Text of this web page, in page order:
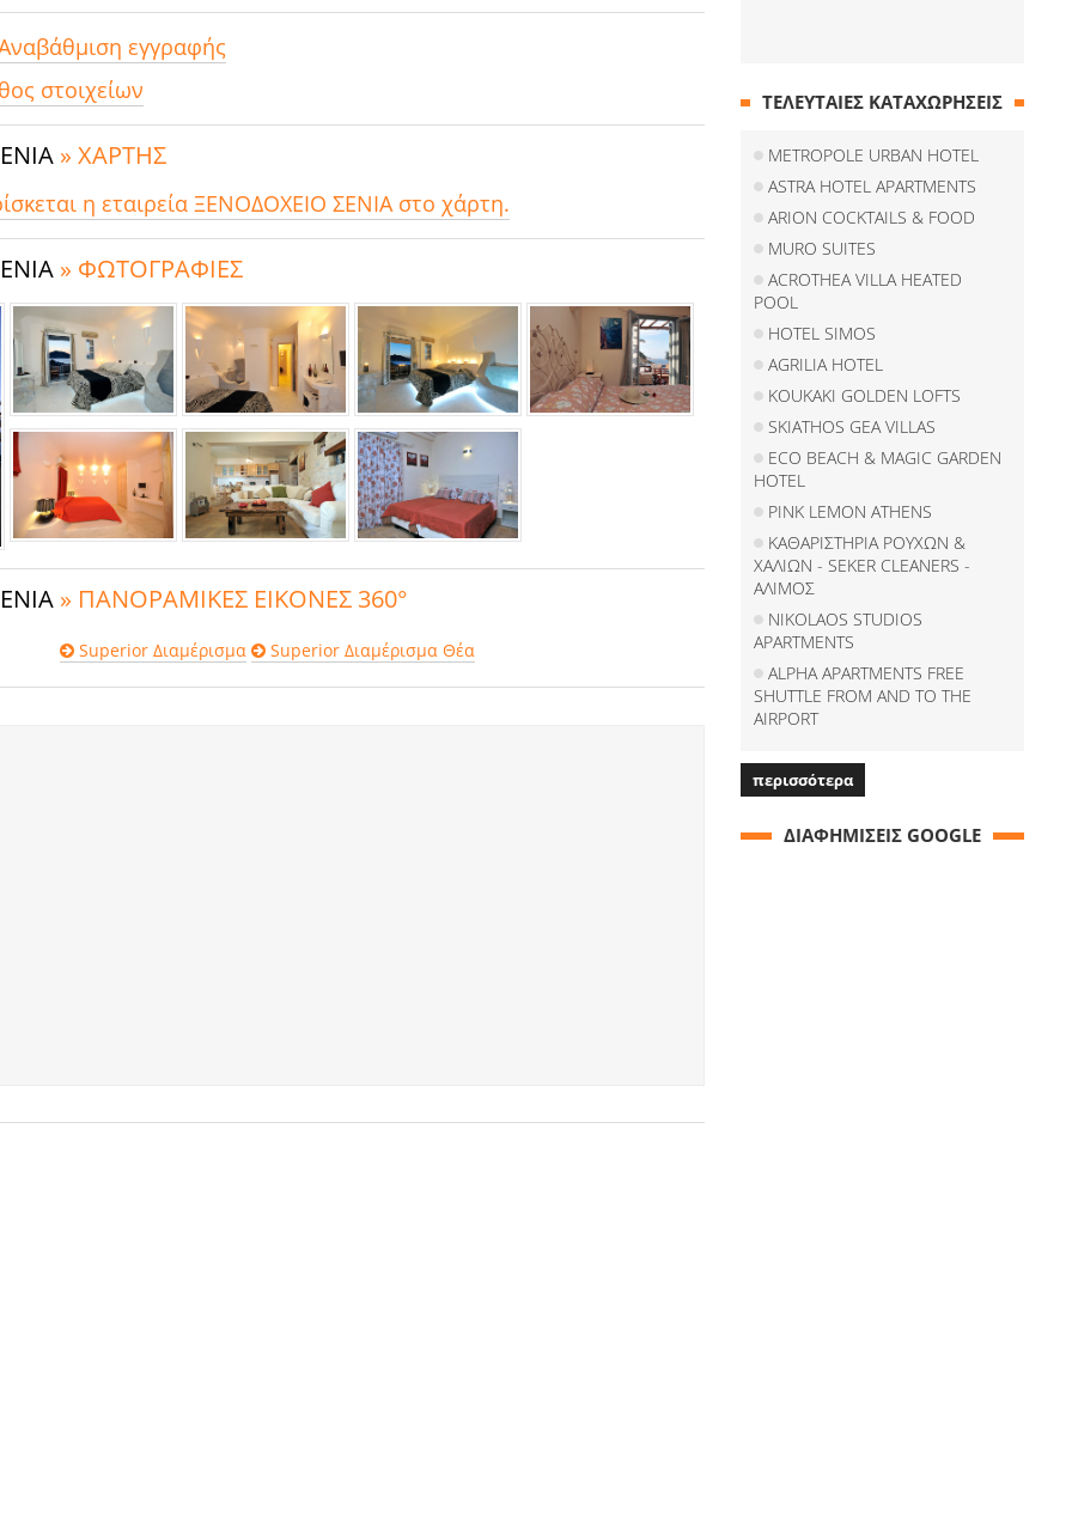
εγγραφής
στοιχείων
» ΧΑΡΤΗΣ
η εταιρεία ΞΕΝΟΔΟΧΕΙΟ ΣΕΝΙΑ στο χάρτη.
» ΦΩΤΟΓΡΑΦΙΕΣ
» ΠΑΝΟΡΑΜΙΚΕΣ ΕΙΚΟΝΕΣ 360°
Superior Διαμέρισμα Superior Διαμέρισμα Θέα
ΤΕΛΕΥΤΑΙΕΣ ΚΑΤΑΧΩΡΗΣΕΙΣ
METROPOLE URBAN HOTEL
ASTRA HOTEL APARTMENTS
ARION COCKTAILS & FOOD
MURO SUITES
ACROTHEA VILLA HEATED
POOL
HOTEL SIMOS
AGRILIA HOTEL
KOUKAKI GOLDEN LOFTS
SKIATHOS GEA VILLAS
ECO BEACH & MAGIC GARDEN
HOTEL
PINK LEMON ATHENS
ΚΑΘΑΡΙΣΤΗΡΙΑ ΡΟΥΧΩΝ &
ΧΑΛΙΩΝ - SEKER CLEANERS -
ΑΛΙΜΟΣ
NIKOLAOS STUDIOS
APARTMENTS
ALPHA APARTMENTS FREE
SHUTTLE FROM AND TO THE
AIRPORT
περισσότερα
ΔΙΑΦΗΜΙΣΕΙΣ GOOGLE